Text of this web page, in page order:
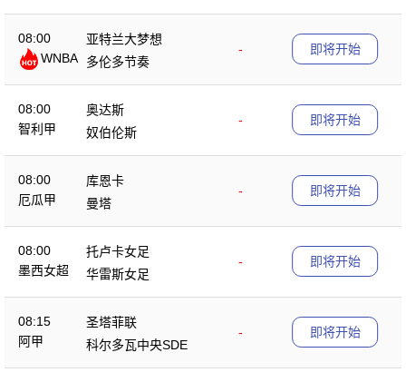
08:00
WNBA
亚特兰大梦想
-
多伦多节奏
即将开始
08:00
智利甲
奥达斯
-
奴伯伦斯
即将开始
08:00
厄瓜甲
库恩卡
-
曼塔
即将开始
08:00
墨西女超
托卢卡女足
-
华雷斯女足
即将开始
08:15
阿甲
圣塔菲联
-
科尔多瓦中央SDE
即将开始